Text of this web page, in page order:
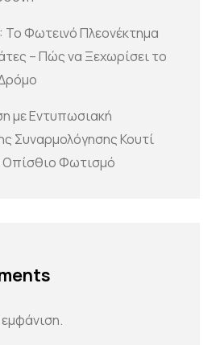
Το Φωτεινό Πλεονέκτημα
– Πώς να Ξεχωρίσει το
με Εντυπωσιακή
Συναρμολόγησης Κουτί
Οπίσθιο Φωτισμό